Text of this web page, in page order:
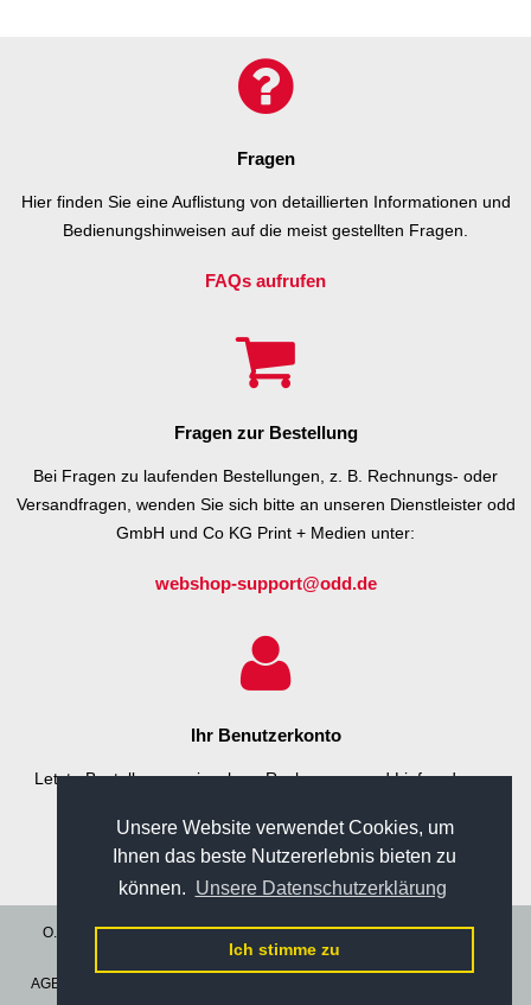
Unsere Website verwendet Cookies, um
Ihnen das beste Nutzererlebnis bieten zu
können. Unsere Datenschutzerklärung
Ich stimme zu
Fragen
Hier finden Sie eine Auflistung von detaillierten Informationen und
Bedienungshinweisen auf die meist gestellten Fragen.
FAQs aufrufen
Fragen zur Bestellung
Bei Fragen zu laufenden Bestellungen, z. B. Rechnungs- oder
Versandfragen, wenden Sie sich bitte an unseren Dienstleister odd
GmbH und Co KG Print + Medien unter:
webshop-support@odd.de
Ihr Benutzerkonto
Letzte Bestellungen einsehen, Rechnungs- und Lieferadresse
Benutzerkonto aufrufen
O.D.D. GmbH & Co. KG Print + Medien · Otto-Meffert-Straße 5 · 55543
Bad Kreuznach
AGB